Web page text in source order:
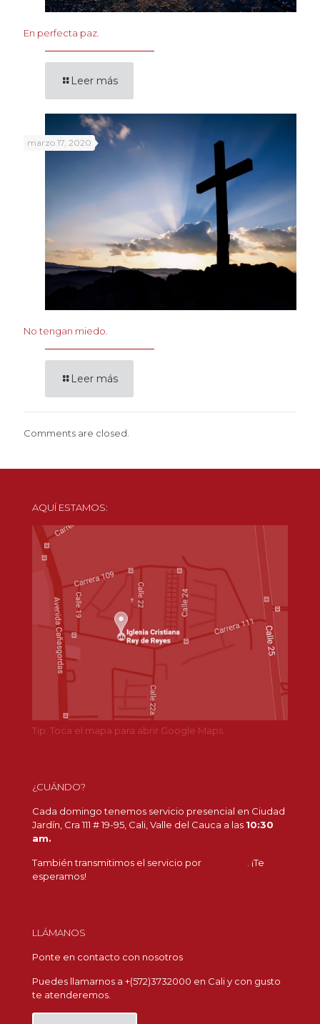
En perfecta paz.
Leer más
marzo 17, 2020
No tengan miedo.
Leer más
Comments are closed.
AQUÍ ESTAMOS:
Tip: Toca el mapa para abrir Google Maps.
¿CUÁNDO?
Cada domingo tenemos servicio presencial en Ciudad
Jardín, Cra 111 # 19-95, Cali, Valle del Cauca a las 10:30
am.
También transmitimos el servicio por
. ¡Te
esperamos!
LLÁMANOS
Ponte en contacto con nosotros
Puedes llamarnos a +(572)3732000 en Cali y con gusto
te atenderemos.